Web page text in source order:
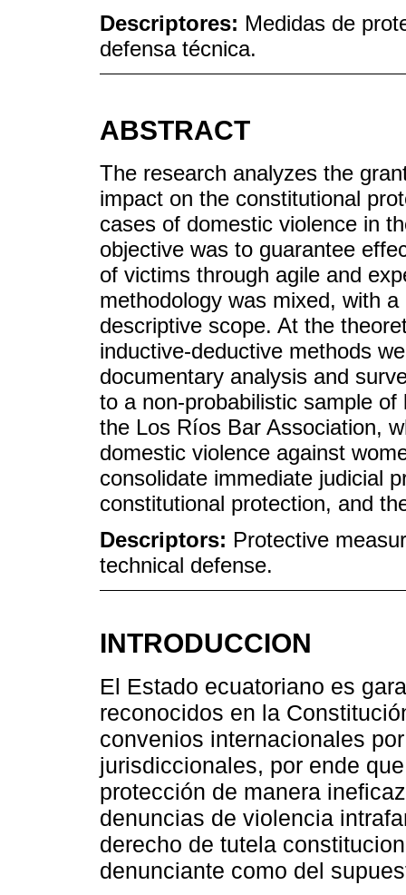
Descriptores: Medidas de
defensa técnica.
ABSTRACT
The research analyzes the
impact on the constitutional
cases of domestic violence in
objective was to guarantee
of victims through agile and
methodology was mixed, with
descriptive scope. At the
inductive-deductive methods
documentary analysis and
to a non-probabilistic sample
the Los Ríos Bar Association,
domestic violence against
consolidate immediate judicial
constitutional protection, and
Descriptors: Protective
technical defense.
INTRODUCCION
El Estado ecuatoriano es
reconocidos en la
convenios internacionales
jurisdiccionales, por ende
protección de manera
denuncias de violencia
derecho de tutela
denunciante como del